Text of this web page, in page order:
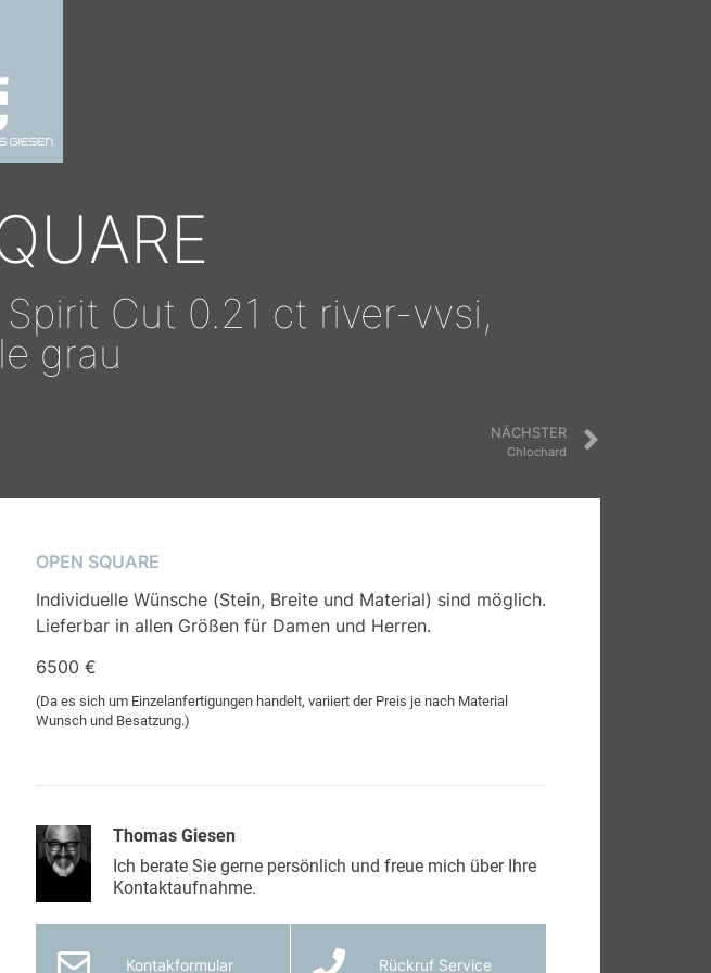
Cut 0.21 ct river-vvsi,
grau
NÄCHSTER
Chlochard
OPEN SQUARE
Individuelle Wünsche (Stein, Breite und Material) sind möglich.
Lieferbar in allen Größen für Damen und Herren.
6500 €
(Da es sich um Einzelanfertigungen handelt, variiert der Preis je nach Material
Wunsch und Besatzung.)
Thomas Giesen
Ich berate Sie gerne persönlich und freue mich über Ihre
Kontaktaufnahme.
Kontakformular Rückruf Service